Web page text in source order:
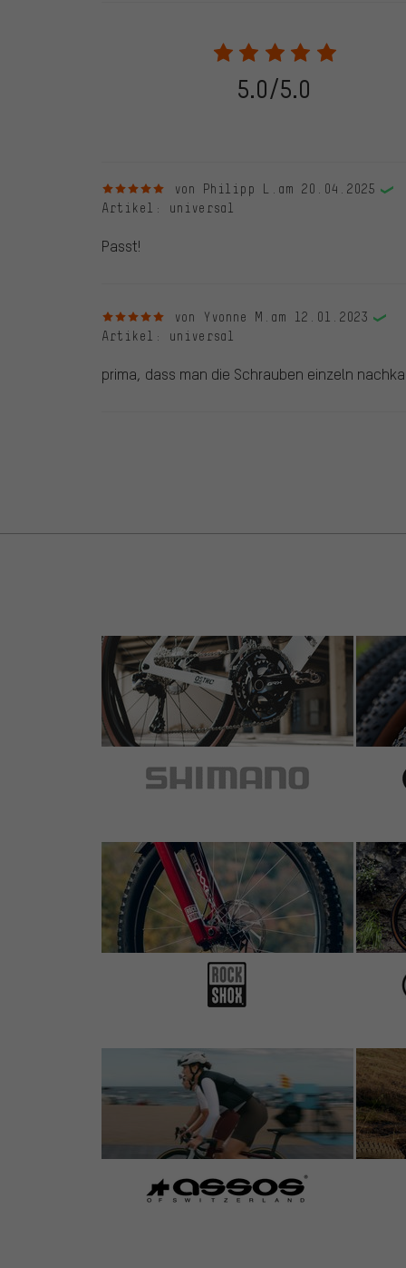
28.05.2022 werden nur Bewertungen veröffentlicht,
eine Bestellnummer angegeben wird. Wir schalten
frei. Alle verifizierten Bewertungen sind mit einem
dem 28.05.2022 und ab dem 28.05.2022. Vor dem
die bewertete Ware nicht bei uns gekauft haben.
veröffentlichen alle ordnungsgemäß abgegebenen
5.0/5.0
5 von 5 Sternenvon Philipp L. am 20.04.2025
Artikel : universal
Passt!
5 von 5 Sternenvon Yvonne M. am 12.01.2023
Artikel : universal
prima, dass man die Schrauben einzeln